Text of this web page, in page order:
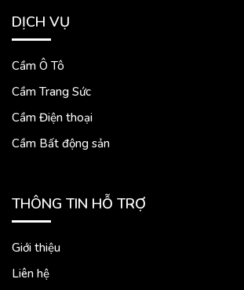
DỊCH VỤ
Cầm Ô Tô
Cầm Trang Sức
Cầm Điện thoại
Cầm Bất động sản
THÔNG TIN HỖ TRỢ
Giới thiệu
Liên hệ